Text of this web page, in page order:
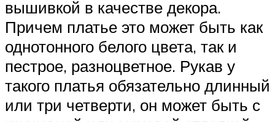
вышивкой в качестве декора.
Причем платье это может быть как
однотонного белого цвета, так и
пестрое, разноцветное. Рукав у
такого платья обязательно длинный
или три четверти, он может быть с